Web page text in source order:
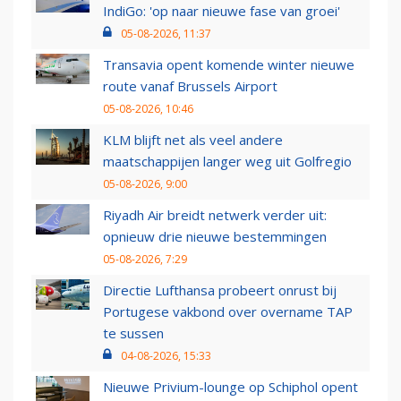
IndiGo: 'op naar nieuwe fase van groei'
05-08-2026, 11:37
Transavia opent komende winter nieuwe
route vanaf Brussels Airport
05-08-2026, 10:46
KLM blijft net als veel andere
maatschappijen langer weg uit Golfregio
05-08-2026, 9:00
Riyadh Air breidt netwerk verder uit:
opnieuw drie nieuwe bestemmingen
05-08-2026, 7:29
Directie Lufthansa probeert onrust bij
Portugese vakbond over overname TAP
te sussen
04-08-2026, 15:33
Nieuwe Privium-lounge op Schiphol opent